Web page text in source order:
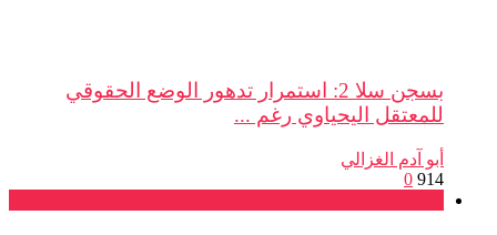
بسجن سلا 2: استمرار تدهور الوضع الحقوقي
للمعتقل اليحياوي رغم ...
أبو آدم الغزالي
0
بلاغات